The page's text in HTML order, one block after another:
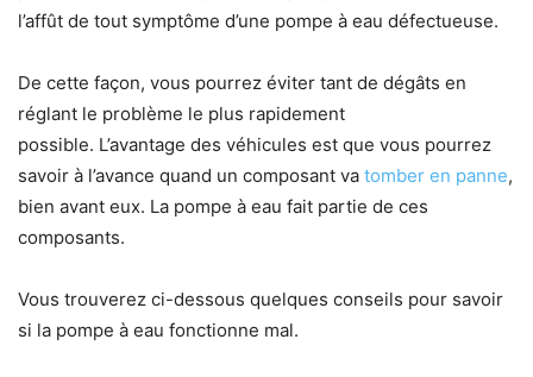
l’affût de tout symptôme d’une pompe à eau défectueuse.
De cette façon, vous pourrez éviter tant de dégâts en
réglant le problème le plus rapidement
possible. L’avantage des véhicules est que vous pourrez
savoir à l’avance quand un composant va tomber en panne,
bien avant eux. La pompe à eau fait partie de ces
composants.
Vous trouverez ci-dessous quelques conseils pour savoir
si la pompe à eau fonctionne mal.